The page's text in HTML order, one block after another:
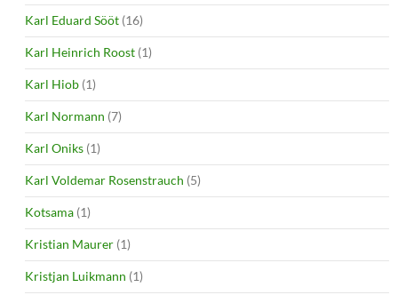
Karl Eduard Sööt (16)
Karl Heinrich Roost (1)
Karl Hiob (1)
Karl Normann (7)
Karl Oniks (1)
Karl Voldemar Rosenstrauch (5)
Kotsama (1)
Kristian Maurer (1)
Kristjan Luikmann (1)